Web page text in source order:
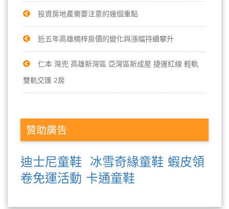
投資房地產需要注意的幾個重點
近五年高雄楠梓房價的變化與漲幅持續攀升
仁本 灣兜 高雄新灣區 亞灣區新成屋 捷運紅線 輕軌
雙軌交匯 2房
贊助廣告
迪士尼童鞋 冰雪奇緣童鞋 蝦皮領
卷免運活動 卡通童鞋